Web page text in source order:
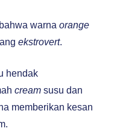
warna orange
ekstrovert.
hendak
cream susu dan
memberikan kesan